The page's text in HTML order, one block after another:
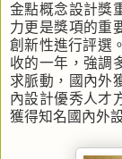
金點概念設計獎
力更是獎項的重
創新性進行評選
收的一年，強調
求脈動，國內外
內設計優秀人才
獲得知名國內外